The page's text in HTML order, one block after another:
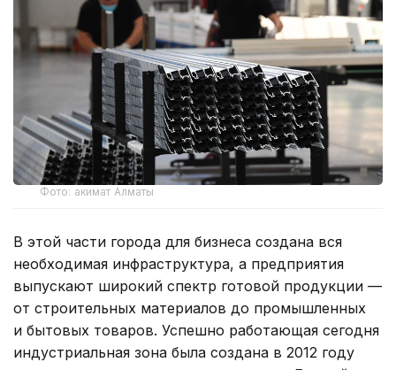
Фото: акимат Алматы
В этой части города для бизнеса создана вся
необходимая инфраструктура, а предприятия
выпускают широкий спектр готовой продукции —
от строительных материалов до промышленных
и бытовых товаров. Успешно работающая сегодня
индустриальная зона была создана в 2012 году